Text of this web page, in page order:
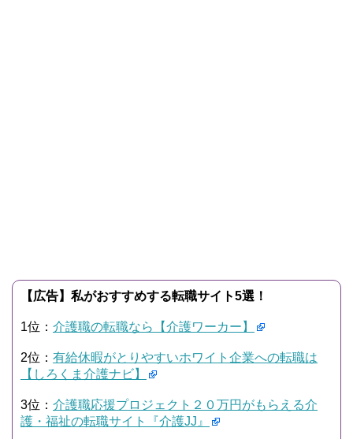
【広告】私がおすすめする転職サイト5選！
1位： 介護職の転職なら【介護ワーカー】
2位： 有給休暇がとりやすいホワイト企業への転職は
【しろくま介護ナビ】
3位： 介護職応援プロジェクト２０万円がもらえる介
護・福祉の転職サイト『介護JJ』